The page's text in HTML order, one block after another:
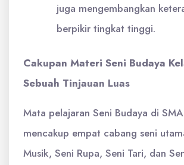
juga mengembangkan
berpikir tingkat tinggi.
Cakupan Materi Seni Budaya
Sebuah Tinjauan Luas
Mata pelajaran Seni Budaya di
mencakup empat cabang seni
Musik, Seni Rupa, Seni Tari, dan